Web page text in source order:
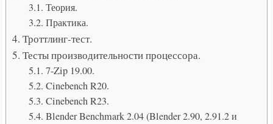
3.1. Теория.
3.2. Практика.
4. Троттлинг-тест.
5. Тесты производительности процессора.
5.1. 7-Zip 19.00.
5.2. Cinebench R20.
5.3. Cinebench R23.
5.4. Blender Benchmark 2.04 (Blender 2.90, 2.91.2 и